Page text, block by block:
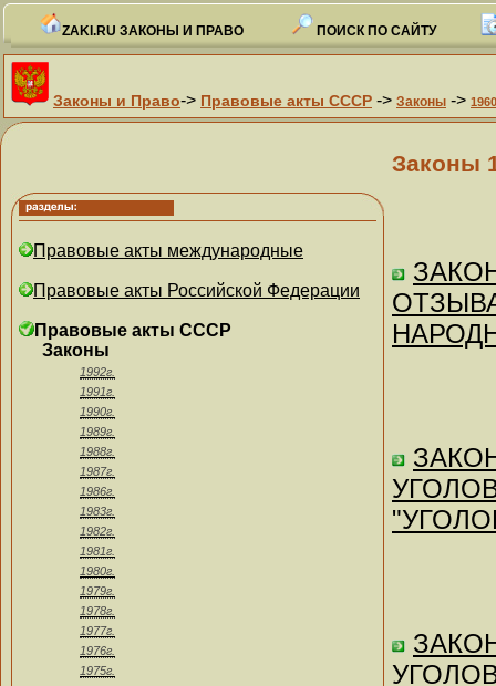
ZAKI.RU ЗАКОНЫ И ПРАВО ПОИСК ПО САЙТУ
Законы и Право-> Правовые акты СССР -> Законы ->
Правовые акты международные
Правовые акты Российской Федерации
Правовые акты СССР
Законы
1992г.
1991г.
1990г.
1989г.
1988г.
1987г.
1986г.
1983г.
1982г.
1981г.
1980г.
1979г.
1978г.
1977г.
1976г.
1975г.
Законы